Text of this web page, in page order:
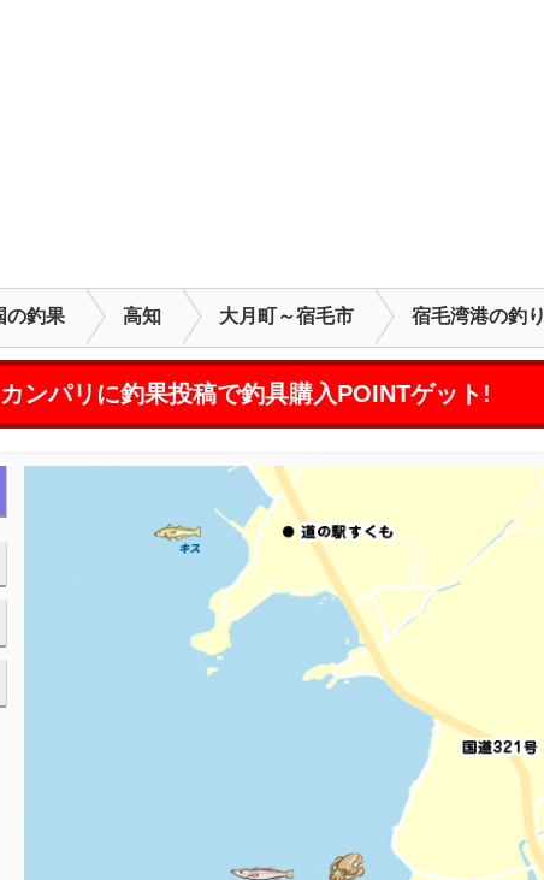
の釣果 高知 大月町～宿毛市 宿毛湾港の釣り
カンパリに釣果投稿で釣具購入POINTゲット!